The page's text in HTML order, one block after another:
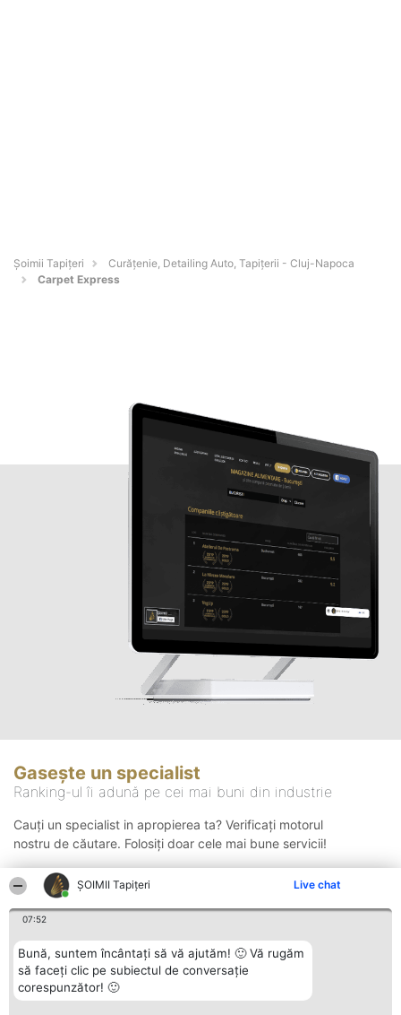
ȘOIMII Tapițeri Live chat
07:52
Bună, suntem încântați să vă ajutăm! 🙂 Vă rugăm
să faceți clic pe subiectul de conversație
corespunzător! 🙂
Șoimii Tapițeri
Curățenie, Detailing Auto, Tapițerii - Cluj-Napoca
Carpet Express
Gasește un specialist
Ranking-ul îi adună pe cei mai buni din industrie
Cauți un specialist in apropierea ta? Verificați motorul
nostru de căutare. Folosiți doar cele mai bune servicii!